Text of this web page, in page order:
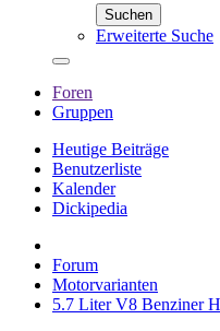
Suchen
Erweiterte Suche
Foren
Gruppen
Heutige Beiträge
Benutzerliste
Kalender
Dickipedia
Forum
Motorvarianten
5.7 Liter V8 Benziner